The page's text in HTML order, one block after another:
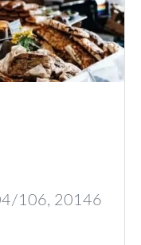
106, 20146